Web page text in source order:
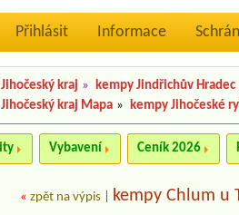
Přihlásit Informace
kraj » kempy Jindřichův Hradec
kraj Mapa » kempy Jihočeské
Vybavení Ceník 2026
«zpět na výpis kempy Chlum u